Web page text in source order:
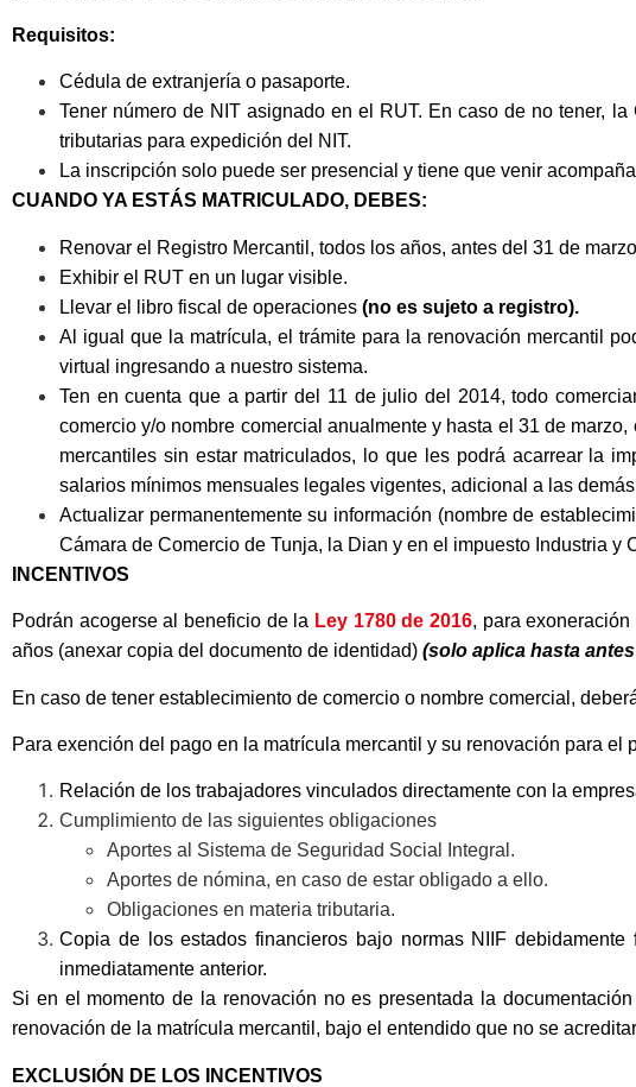
Requisitos:
Cédula de extranjería o pasaporte.
Tener número de NIT asignado en el RUT. En caso de no tener,
tributarias para expedición del NIT.
La inscripción solo puede ser presencial y tiene que venir
CUANDO YA ESTÁS MATRICULADO, DEBES:
Renovar el Registro Mercantil, todos los años, antes del 31 de
Exhibir el RUT en un lugar visible.
Llevar el libro fiscal de operaciones (no es sujeto a registro).
Al igual que la matrícula, el trámite para la renovación mercantil
virtual ingresando a nuestro sistema.
Ten en cuenta que a partir del 11 de julio del 2014, todo
comercio y/o nombre comercial anualmente y hasta el 31 de
mercantiles sin estar matriculados, lo que les podrá acarrear la
salarios mínimos mensuales legales vigentes, adicional a las
Actualizar permanentemente su información (nombre de
Cámara de Comercio de Tunja, la Dian y en el impuesto Industria y
INCENTIVOS
Podrán acogerse al beneficio de la Ley 1780 de 2016, para
años (anexar copia del documento de identidad) (solo aplica hasta
En caso de tener establecimiento de comercio o nombre comercial,
Para exención del pago en la matrícula mercantil y su renovación para
Relación de los trabajadores vinculados directamente con la
Cumplimiento de las siguientes obligaciones
Aportes al Sistema de Seguridad Social Integral.
Aportes de nómina, en caso de estar obligado a ello.
Obligaciones en materia tributaria.
Copia de los estados financieros bajo normas NIIF
inmediatamente anterior.
Si en el momento de la renovación no es presentada la
renovación de la matrícula mercantil, bajo el entendido que no se
EXCLUSIÓN DE LOS INCENTIVOS